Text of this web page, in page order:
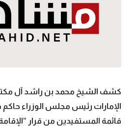
كشف الشيخ محمد بن راشد آل
الإمارات رئيس مجلس الوزراء حاكم
قائمة المستفيدين من قرار